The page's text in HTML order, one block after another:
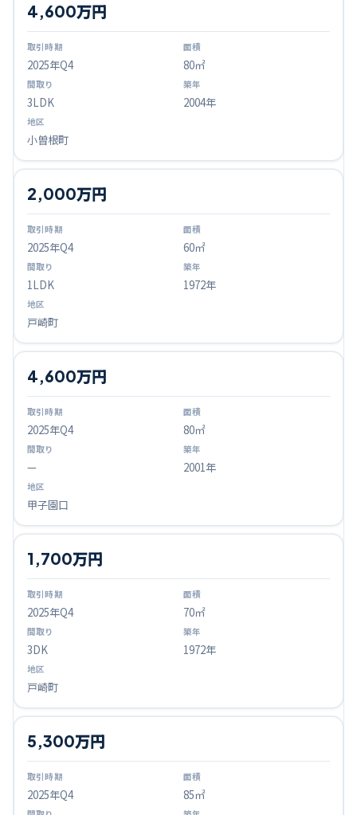
2025年Q4
4,600万円
80㎡
3LDK 2004年
小曽根町
2025年Q4
2,000万円
60㎡
1LDK 1972年
戸崎町
2025年Q4
4,600万円
80㎡
— 2001年
甲子園口
2025年Q4
1,700万円
70㎡
3DK 1972年
戸崎町
2025年Q4
5,300万円
85㎡